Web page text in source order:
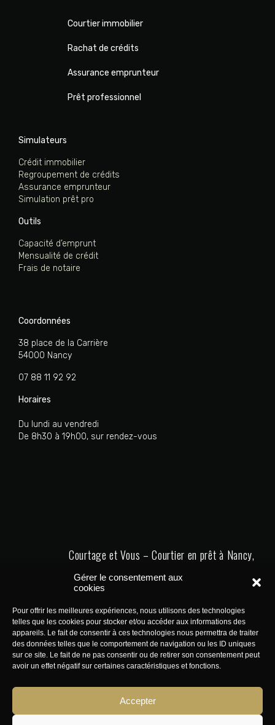
Gérer le consentement aux
cookies
Pour offrir les meilleures expériences, nous utilisons des technologies
telles que les cookies pour stocker et/ou accéder aux informations des
appareils. Le fait de consentir à ces technologies nous permettra de traiter
des données telles que le comportement de navigation ou les ID uniques
sur ce site. Le fait de ne pas consentir ou de retirer son consentement peut
avoir un effet négatif sur certaines caractéristiques et fonctions.
Accepter
Courtier immobilier
Rachat de crédits
Assurance emprunteur
Prêt professionnel
Simulateurs
Crédit immobilier
Regroupement de crédits
Assurance emprunteur
Simulation prêt pro
Outils
Capacité d’emprunt
Mensualité de crédit
Frais de notaire
Coordonnées
38 place de la Carrière
54000 Nancy
07 88 11 92 92
Horaires
Du lundi au vendredi
De 8h30 à 19h00, sur rendez-vous
Courtage et Vous – Courtier en prêt à Nancy,
Mentions légales